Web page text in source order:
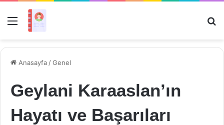
Menü
Anasayfa /Genel
Geylani Karaaslan’ın
Hayatı ve Başarıları